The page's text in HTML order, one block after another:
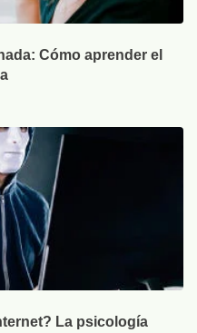
Cómo aprender el
La psicología